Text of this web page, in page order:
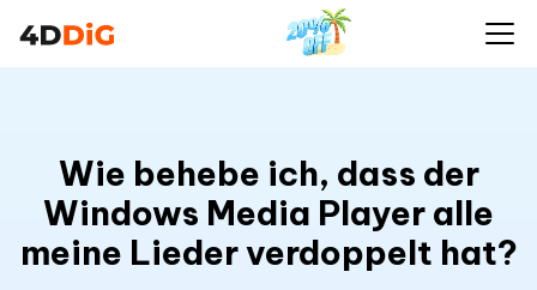
Wie behebe ich, dass der
Windows Media Player alle
meine Lieder verdoppelt hat?